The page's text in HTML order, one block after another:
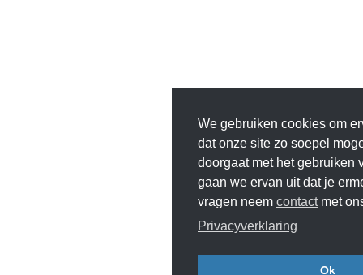
We gebruiken cookies om
dat onze site zo soepel
doorgaat met het gebruiken
gaan we ervan uit dat je
vragen neem contactmet
Privacyverklaring
Ok